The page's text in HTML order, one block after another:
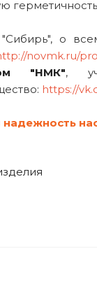
о
novmk.ru/
"НМК",
https://